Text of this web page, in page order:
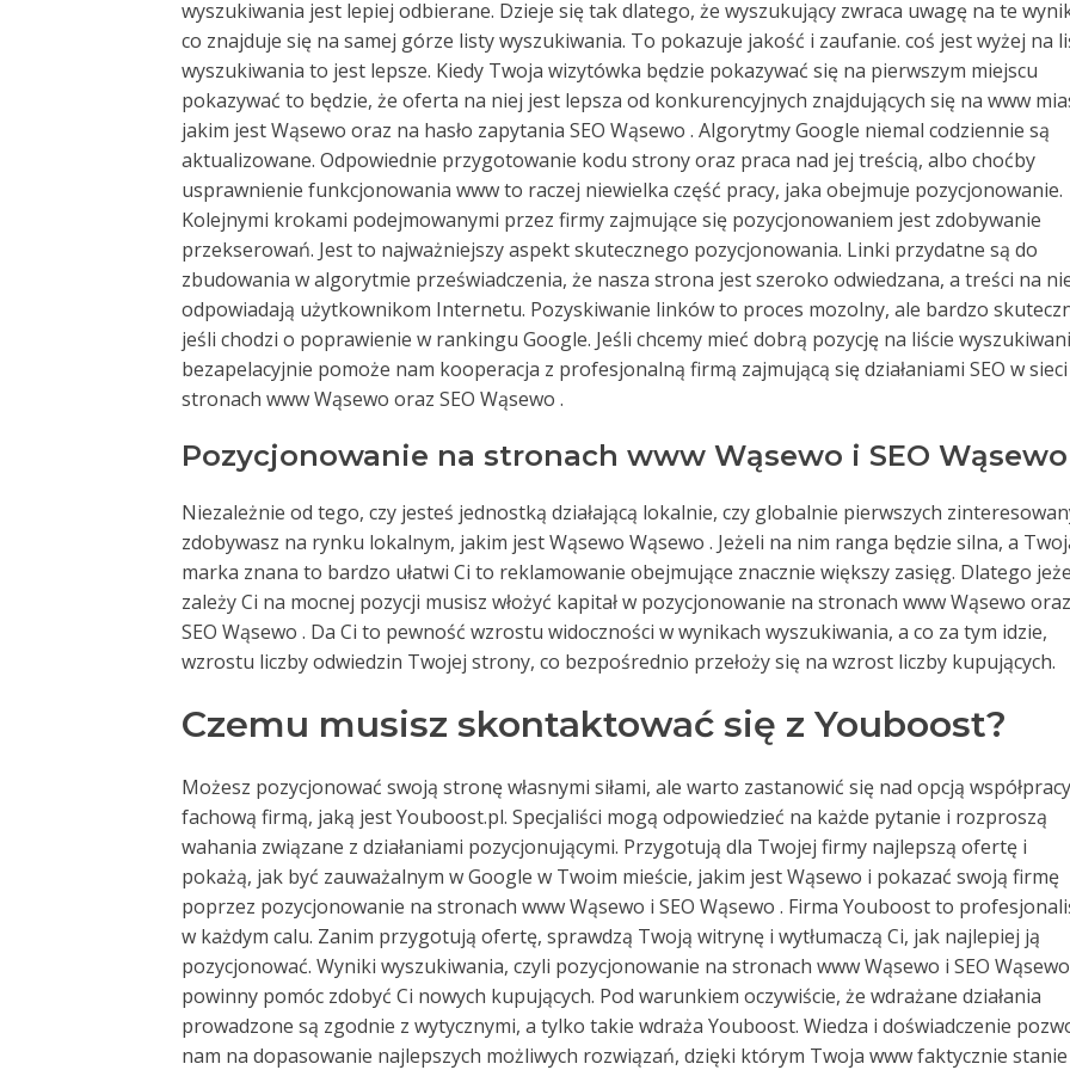
wyszukiwania jest lepiej odbierane. Dzieje się tak dlatego, że wyszukujący zwraca uwagę na te
co znajduje się na samej górze listy wyszukiwania. To pokazuje jakość i zaufanie. coś jest wyżej na
wyszukiwania to jest lepsze. Kiedy Twoja wizytówka będzie pokazywać się na pierwszym miejscu
pokazywać to będzie, że oferta na niej jest lepsza od konkurencyjnych znajdujących się na www
jakim jest Wąsewo oraz na hasło zapytania SEO Wąsewo . Algorytmy Google niemal codziennie są
aktualizowane. Odpowiednie przygotowanie kodu strony oraz praca nad jej treścią, albo choćby
usprawnienie funkcjonowania www to raczej niewielka część pracy, jaka obejmuje pozycjonowanie.
Kolejnymi krokami podejmowanymi przez firmy zajmujące się pozycjonowaniem jest zdobywanie
przekserowań. Jest to najważniejszy aspekt skutecznego pozycjonowania. Linki przydatne są do
zbudowania w algorytmie przeświadczenia, że nasza strona jest szeroko odwiedzana, a treści na
odpowiadają użytkownikom Internetu. Pozyskiwanie linków to proces mozolny, ale bardzo
jeśli chodzi o poprawienie w rankingu Google. Jeśli chcemy mieć dobrą pozycję na liście
bezapelacyjnie pomoże nam kooperacja z profesjonalną firmą zajmującą się działaniami SEO w
stronach www Wąsewo oraz SEO Wąsewo .
Pozycjonowanie na stronach www Wąsewo i SEO Wąsewo
Niezależnie od tego, czy jesteś jednostką działającą lokalnie, czy globalnie pierwszych
zdobywasz na rynku lokalnym, jakim jest Wąsewo Wąsewo . Jeżeli na nim ranga będzie silna, a
marka znana to bardzo ułatwi Ci to reklamowanie obejmujące znacznie większy zasięg. Dlatego
zależy Ci na mocnej pozycji musisz włożyć kapitał w pozycjonowanie na stronach www Wąsewo oraz
SEO Wąsewo . Da Ci to pewność wzrostu widoczności w wynikach wyszukiwania, a co za tym idzie,
wzrostu liczby odwiedzin Twojej strony, co bezpośrednio przełoży się na wzrost liczby kupujących.
Czemu musisz skontaktować się z Youboost?
Możesz pozycjonować swoją stronę własnymi siłami, ale warto zastanowić się nad opcją
fachową firmą, jaką jest Youboost.pl. Specjaliści mogą odpowiedzieć na każde pytanie i rozproszą
wahania związane z działaniami pozycjonującymi. Przygotują dla Twojej firmy najlepszą ofertę i
pokażą, jak być zauważalnym w Google w Twoim mieście, jakim jest Wąsewo i pokazać swoją firmę
poprzez pozycjonowanie na stronach www Wąsewo i SEO Wąsewo . Firma Youboost to
w każdym calu. Zanim przygotują ofertę, sprawdzą Twoją witrynę i wytłumaczą Ci, jak najlepiej ją
pozycjonować. Wyniki wyszukiwania, czyli pozycjonowanie na stronach www Wąsewo i SEO Wąsewo
powinny pomóc zdobyć Ci nowych kupujących. Pod warunkiem oczywiście, że wdrażane działania
prowadzone są zgodnie z wytycznymi, a tylko takie wdraża Youboost. Wiedza i doświadczenie
nam na dopasowanie najlepszych możliwych rozwiązań, dzięki którym Twoja www faktycznie